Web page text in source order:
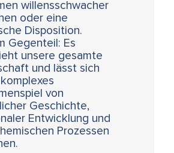
willensschwacher
oder eine
Disposition.
Gegenteil: Es
unsere gesamte
und lässt sich
von
Geschichte,
Entwicklung und
Prozessen